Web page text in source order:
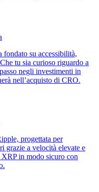
fondato su accessibilità,
tu sia curioso riguardo a
negli investimenti in
nell’acquisto di CRO.
progettata per
grazie a velocità elevate e
in modo sicuro con